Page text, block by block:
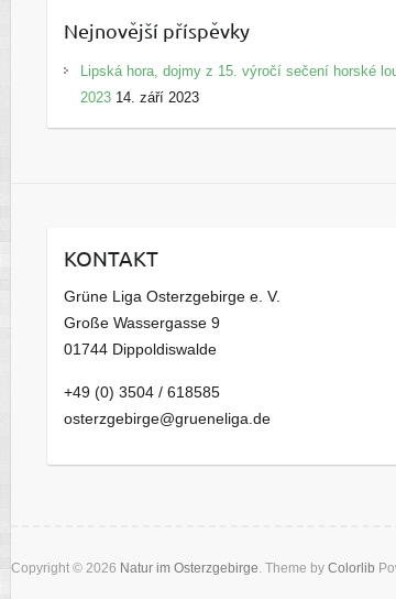
Nejnovější příspěvky
Lipská hora, dojmy z 15. výročí sečení horské
2023 14. září 2023
KONTAKT
Grüne Liga Osterzgebirge e. V.
Große Wassergasse 9
01744 Dippoldiswalde
+49 (0) 3504 / 618585
osterzgebirge@grueneliga.de
Copyright © 2026 Natur im Osterzgebirge. Theme by Colorlib